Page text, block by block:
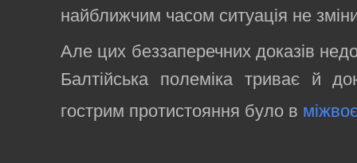
найближчим часом ситуація не
Але цих беззаперечних доказів
Балтійська полеміка триває й
гострим протистояння було в